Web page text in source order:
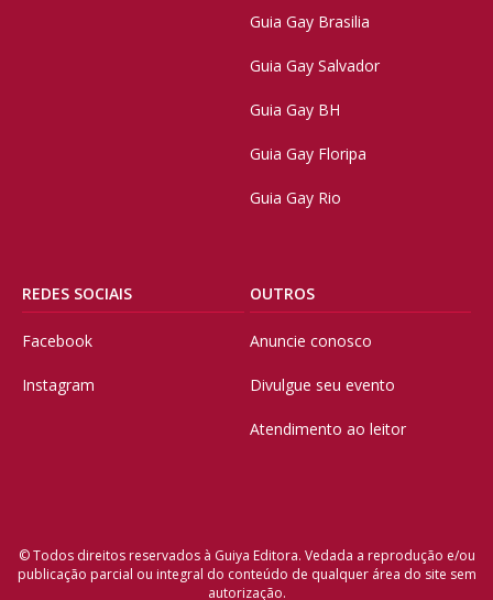
Guia Gay Brasilia
Guia Gay Salvador
Guia Gay BH
Guia Gay Floripa
Guia Gay Rio
REDES SOCIAIS
Facebook
Instagram
OUTROS
Anuncie conosco
Divulgue seu evento
Atendimento ao leitor
© Todos direitos reservados à Guiya Editora. Vedada a reprodução e/ou
publicação parcial ou integral do conteúdo de qualquer área do site sem
autorização.